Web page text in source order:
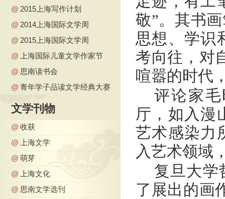
@ 2015上海写作计划
@ 2014上海国际文学周
@ 2015上海国际文学周
@
上海国际儿童文学作家节
@ 思南读书会
@ 青年学子品读文学经典大赛
文学刊物
@ 收获
@
上海文学
@ 萌芽
@
上海文化
@ 思南文学选刊
敬”。其书
思想、学识
考向往，对
喧嚣的时代
评论家
厅，如入漫
艺术感染力
入艺术领域
复旦大学
了展出的画